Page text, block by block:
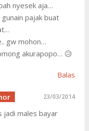
nyesek aja…
pajak buat
gw mohon…
akurapopo… 😥
Balas
23/03/2014
jadi males bayar